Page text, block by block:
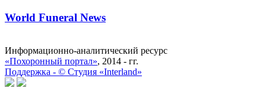
World Funeral News
Информационно-аналитический ресурс
«Похоронный портал», 2014 - гг.
Поддержка - © Cтудия «Interland»